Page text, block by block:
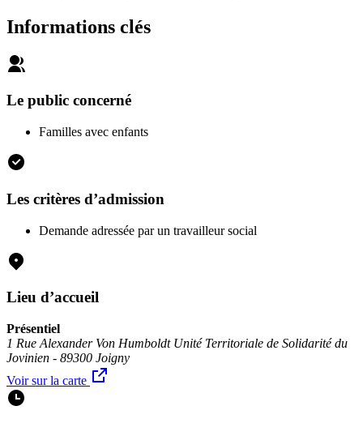
Informations clés
Le public concerné
Familles avec enfants
Les critères d’admission
Demande adressée par un travailleur social
Lieu d’accueil
Présentiel
1 Rue Alexander Von Humboldt Unité Territoriale de Solidarité du
Jovinien - 89300 Joigny
Voir sur la carte